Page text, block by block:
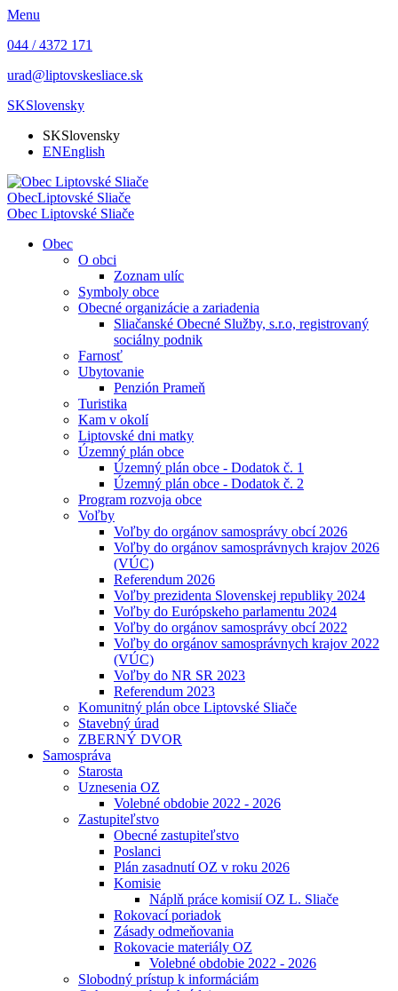
Menu
044 / 4372 171
urad@liptovskesliace.sk
SKSlovensky
SKSlovensky
ENEnglish
ObecLiptovské Sliače
Obec Liptovské Sliače
Obec
O obci
Zoznam ulíc
Symboly obce
Obecné organizácie a zariadenia
Sliačanské Obecné Služby, s.r.o, registrovaný
sociálny podnik
Farnosť
Ubytovanie
Penzión Prameň
Turistika
Kam v okolí
Liptovské dni matky
Územný plán obce
Územný plán obce - Dodatok č. 1
Územný plán obce - Dodatok č. 2
Program rozvoja obce
Voľby
Voľby do orgánov samosprávy obcí 2026
Voľby do orgánov samosprávnych krajov 2026
(VÚC)
Referendum 2026
Voľby prezidenta Slovenskej republiky 2024
Voľby do Európskeho parlamentu 2024
Voľby do orgánov samosprávy obcí 2022
Voľby do orgánov samosprávnych krajov 2022
(VÚC)
Voľby do NR SR 2023
Referendum 2023
Komunitný plán obce Liptovské Sliače
Stavebný úrad
ZBERNÝ DVOR
Samospráva
Starosta
Uznesenia OZ
Volebné obdobie 2022 - 2026
Zastupiteľstvo
Obecné zastupiteľstvo
Poslanci
Plán zasadnutí OZ v roku 2026
Komisie
Náplň práce komisií OZ L. Sliače
Rokovací poriadok
Zásady odmeňovania
Rokovacie materiály OZ
Volebné obdobie 2022 - 2026
Slobodný prístup k informáciám